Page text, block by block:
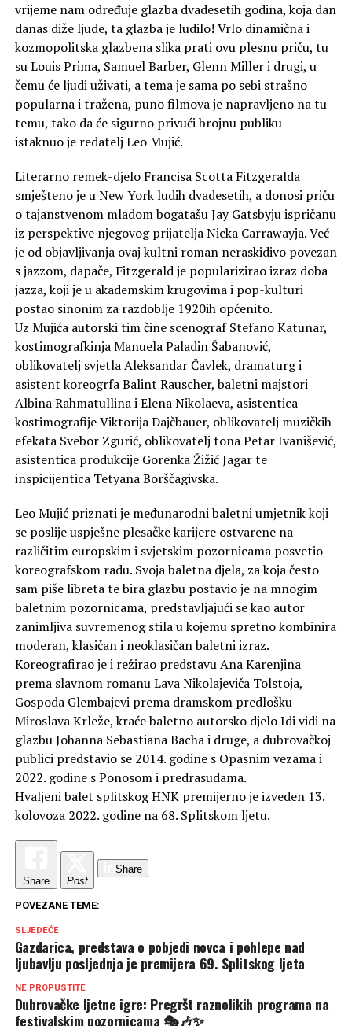
vrijeme nam određuje glazba dvadesetih godina, koja dan
danas diže ljude, ta glazba je ludilo! Vrlo dinamična i
kozmopolitska glazbena slika prati ovu plesnu priču, tu
su Louis Prima, Samuel Barber, Glenn Miller i drugi, u
čemu će ljudi uživati, a tema je sama po sebi strašno
popularna i tražena, puno filmova je napravljeno na tu
temu, tako da će sigurno privući brojnu publiku –
istaknuo je redatelj Leo Mujić.
Literarno remek-djelo Francisa Scotta Fitzgeralda
smješteno je u New York ludih dvadesetih, a donosi priču
o tajanstvenom mladom bogatašu Jay Gatsbyju ispričanu
iz perspektive njegovog prijatelja Nicka Carrawayja. Već
je od objavljivanja ovaj kultni roman neraskidivo povezan
s jazzom, dapače, Fitzgerald je popularizirao izraz doba
jazza, koji je u akademskim krugovima i pop-kulturi
postao sinonim za razdoblje 1920ih općenito.
Uz Mujića autorski tim čine scenograf Stefano Katunar,
kostimografkinja Manuela Paladin Šabanović,
oblikovatelj svjetla Aleksandar Čavlek, dramaturg i
asistent koreogrfa Balint Rauscher, baletni majstori
Albina Rahmatullina i Elena Nikolaeva, asistentica
kostimografije Viktorija Dajčbauer, oblikovatelj muzičkih
efekata Svebor Zgurić, oblikovatelj tona Petar Ivanišević,
asistentica produkcije Gorenka Žižić Jagar te
inspicijentica Tetyana Borščagivska.
Leo Mujić priznati je međunarodni baletni umjetnik koji
se poslije uspješne plesačke karijere ostvarene na
različitim europskim i svjetskim pozornicama posvetio
koreografskom radu. Svoja baletna djela, za koja često
sam piše libreta te bira glazbu postavio je na mnogim
baletnim pozornicama, predstavljajući se kao autor
zanimljiva suvremenog stila u kojemu spretno kombinira
moderan, klasičan i neoklasičan baletni izraz.
Koreografirao je i režirao predstavu Ana Karenjina
prema slavnom romanu Lava Nikolajeviča Tolstoja,
Gospoda Glembajevi prema dramskom predlošku
Miroslava Krleže, kraće baletno autorsko djelo Idi vidi na
glazbu Johanna Sebastiana Bacha i druge, a dubrovačkoj
publici predstavio se 2014. godine s Opasnim vezama i
2022. godine s Ponosom i predrasudama.
Hvaljeni balet splitskog HNK premijerno je izveden 13.
kolovoza 2022. godine na 68. Splitskom ljetu.
Share Post
Share
POVEZANE TEME:
SLJEDEĆE
Gazdarica, predstava o pobjedi novca i pohlepe nad
ljubavlju posljednja je premijera 69. Splitskog ljeta
NE PROPUSTITE
Dubrovačke ljetne igre: Pregršt raznolikih programa na
festivalskim pozornicama 🎭🎶✨